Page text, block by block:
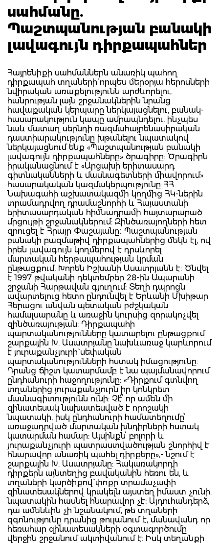
սահմանը.
Պաշտպանության բանակի
լավագույն դիրքապահներ
Հայրենիքի սահմաններն անառիկ պահող
դիրքապահ տղաների` որպես մերօրյա հերոսների
նվիրական առաքելությունն արժևորելու,
հանրության լայն շրջանակներին նրանց
հավաքական կերպարը ներկայացնելու, բանակ-
հասարակություն կապը ամրապնդելու, ինչպես
նաև մատաղ սերնդի ռազմահայրենասիրական
դաստիարակությունը խթանելու նպատակով
ներկայացնում ենք «Պաշտպանության բանակի
լավագույն դիրքապահները» ծրագիրը: Ծրագիրն
իրականացնում է «Արցախի երիտասարդ
գիտնականների և մասնագետների միավորում»
հասարակական կազմակերպությունը ՀՀ
Նախագահի աշխատակազմի կողմից ՀԿ-ներին
տրամադրվող դրամաշնորհի և Հայաստանի
երիտասարդական հիմնադրամի հայտարարած
մրցույթի շրջանակներում: Զինծառայողների հետ
զրուցել է Հրայր Փաշայանը։ Պաշտպանության
բանակի բազմաթիվ դիրքապահներից մեկն էլ, ով
իրեն լավագույն կողմերով է դրսևորել
մարտական հերթապահության կրման
ընթացքում, Խորեն Իշխանի Ասատրյանն է: Ծնվել
է 1997 թվականի դեկտեմբեր 28-ին Ապարանի
շրջանի Հարթավան գյուղում: Տեղի դպրոցն
ավարտելուց հետո ընդունվել է Երևանի Մխիթար
Հերացու անվան պետական բժշկական
համալսարանը և առաջին կուրսից զորակոչվել
զինծառայության: Դիրքապահի
պարտականությունները կատարելու ընթացքում
շարքային Խ. Ասատրյանը նախևառաջ կարևորում
է յուրաքանչյուրի` սեփական
պարտականությունների հստակ իմացությունը:
Դրանց ճիշտ կատարմամբ է նա պայմանավորում
ընդհանուրի հաջողությունը: «Դիրքում գտնվող
տղաներից յուրաքանչյուրն իր կոնկրետ
մասնագիտությունն ունի: Չէ՞ որ ամեն մի
զինատեսակ նախատեսված է որոշակի
նպատակի, իսկ ընդհանուրի համատեղումը՝
առաջադրված մարտական խնդիրների հստակ
կատարման համար: Այսինքն՝ բոլորի և
յուրաքանչյուրի պատրաստվածության շնորհիվ է
հնարավոր անառիկ պահել դիրքերը»,- նշում է
շարքային Խ. Ասատրյանը: Հակառակորդի
դիրքերն այնտեղից բավականին հեռու են, և
տղաների կարծիքով` փոքր տրամաչափի
զինատեսակներով կրակելն այստեղ իմաստ չունի.
նպատակին հասնել հնարավոր չէ: Այդուհանդերձ,
դա ամենևին չի նշանակում, թե տղաների
զգոնությունը դրանից թուլանում է, մանավանդ որ
հեռահար զինատեսակների օգտագործումը
վերջին շրջանում ակտիվանում է: Իսկ տեղանքի